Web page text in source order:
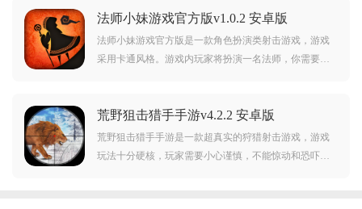
行战斗。对此类游戏感兴趣的玩家不要错过，赶紧点击
下载开始游玩吧。
法师小妹游戏官方版v1.0.2 安卓版
法师小妹游戏官方版是一款角色扮演类射击游戏，游戏
采用卡通风格。游戏内玩家将扮演一名法师，你需要独
赶紧点击下载吧。
荒野狙击猎手手游v4.2.2 安卓版
荒野狙击猎手手游是一款超真实的狩猎射击游戏，游戏
玩法十分硬核，玩家需要小心谨慎，不能惊动和恐吓到